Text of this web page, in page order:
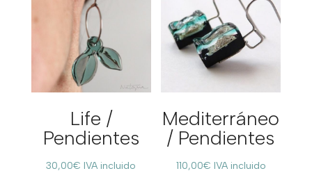
Life /
Pendientes
30,00€ IVA incluido
Mediterráneo
/ Pendientes
110,00€ IVA incluido